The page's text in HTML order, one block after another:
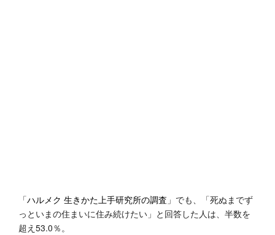
「ハルメク 生きかた上手研究所の調査 」でも、「死ぬまでず
っといまの住まいに住み続けたい」と回答した人は、半数を
超え53.0％。